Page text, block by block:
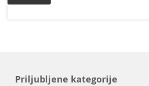
Priljubljene kategorije